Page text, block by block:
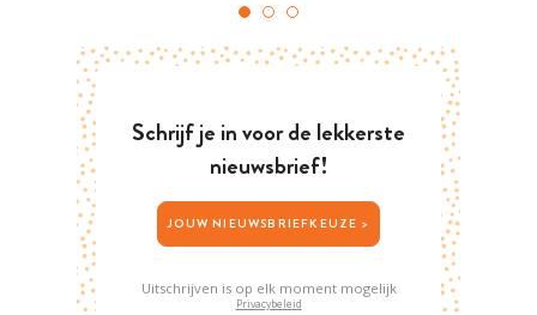
Schrijf je in voor de lekkerste
nieuwsbrief!
JOUW NIEUWSBRIEFKEUZE >
Uitschrijven is op elk moment mogelijk
Privacybeleid